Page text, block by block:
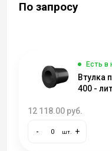
По запросу
Есть в
Втулка
400 -
12 118.00 руб.
- шт. +